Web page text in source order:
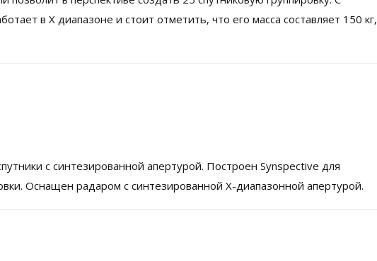
в Х диапазоне и стоит отметить, что его масса составляет 150 кг,
с синтезированной апертурой. Построен Synspective для
Оснащен радаром с синтезированной X-диапазонной апертурой.